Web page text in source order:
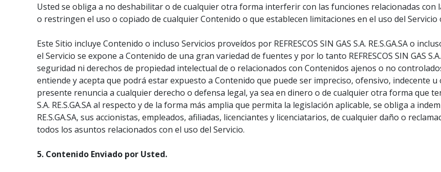
Usted se obliga a no deshabilitar o de cualquier otra forma interferir con las funciones relacionadas con
o restringen el uso o copiado de cualquier Contenido o que establecen limitaciones en el uso del Servicio
Este Sitio incluye Contenido o incluso Servicios proveídos por REFRESCOS SIN GAS S.A. RE.S.GA.SA o
el Servicio se expone a Contenido de una gran variedad de fuentes y por lo tanto REFRESCOS SIN GAS
seguridad ni derechos de propiedad intelectual de o relacionados con Contenidos ajenos o no controlados
entiende y acepta que podrá estar expuesto a Contenido que puede ser impreciso, ofensivo, indecente
presente renuncia a cualquier derecho o defensa legal, ya sea en dinero o de cualquier otra forma que
S.A. RE.S.GA.SA al respecto y de la forma más amplia que permita la legislación aplicable, se obliga a
RE.S.GA.SA, sus accionistas, empleados, afiliadas, licenciantes y licenciatarios, de cualquier daño o
todos los asuntos relacionados con el uso del Servicio.
5. Contenido Enviado por Usted.